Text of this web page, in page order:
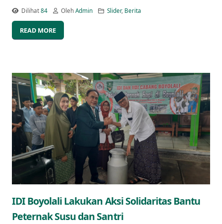
Dilihat84 OlehAdmin Slider, Berita
READ MORE
IDI Boyolali Lakukan Aksi Solidaritas Bantu
Peternak Susu dan Santri